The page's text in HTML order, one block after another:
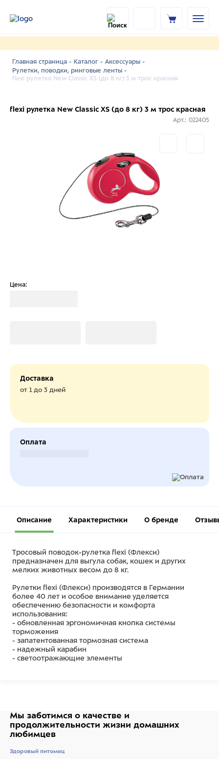
Главная страница - Каталог - Аксессуары -
Рулетки, поводки, ринговые ленты -
flexi рулетка New Classic XS (до 8 кг) 3 м трос красная
flexi рулетка New Classic XS (до 8 кг) 3 м трос красная
Арт.: 022405
Цена:
Доставка
от 1 до 3 дней
Оплата
Описание Характеристики О бренде
Тросовый поводок-рулетка flexi (Флекси)
предназначен для выгула собак, кошек и других
мелких животных весом до 8 кг.
Рулетки flexi (Флекси) производятся в Германии
более 40 лет и особое внимание уделяется
обеспечению безопасности и комфорта
использования:
- обновленная эргономичная кнопка системы
торможения
- запатентованная тормозная система
- надежный карабин
- светоотражающие элементы
Рулетка очень легка в применении, принесет вам
еще большую радость от моментов, проведенных с
любимцем.
Мы заботимся о качестве и
продолжительности жизни домашних
любимцев
Здоровый питомец